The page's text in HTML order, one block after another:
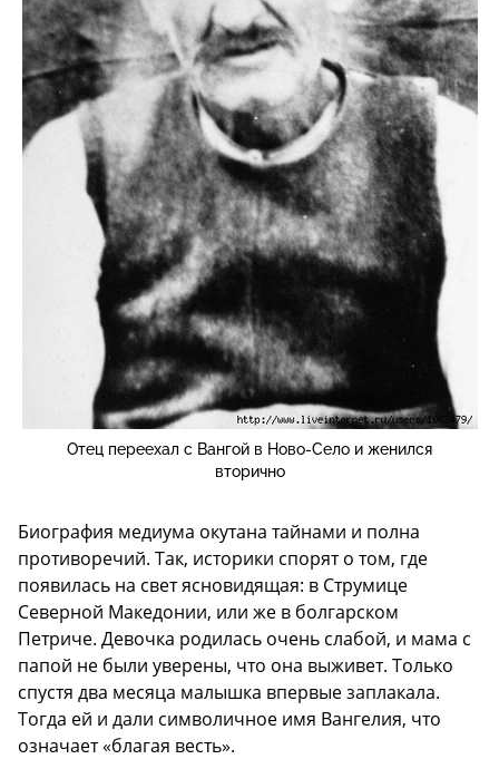
Отец переехал с Вангой в Ново-Село и женился
вторично
Биография медиума окутана тайнами и полна
противоречий. Так, историки спорят о том, где
появилась на свет ясновидящая: в Струмице
Северной Македонии, или же в болгарском
Петриче. Девочка родилась очень слабой, и мама с
папой не были уверены, что она выживет. Только
спустя два месяца малышка впервые заплакала.
Тогда ей и дали символичное имя Вангелия, что
означает «благая весть».